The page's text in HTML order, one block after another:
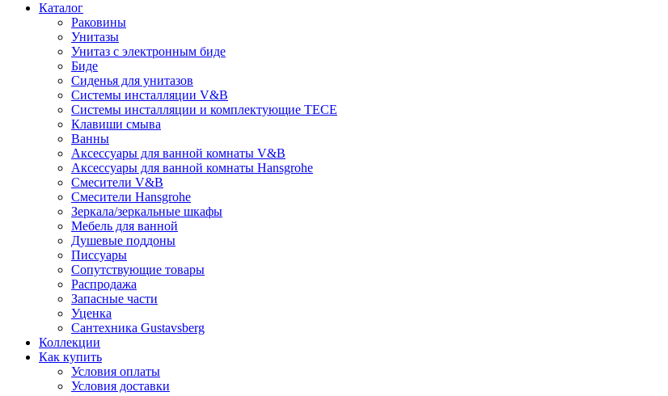
Каталог
Раковины
Унитазы
Унитаз с электронным биде
Биде
Сиденья для унитазов
Системы инсталляции V&B
Системы инсталляции и комплектующие TECE
Клавиши смыва
Ванны
Аксессуары для ванной комнаты V&B
Аксессуары для ванной комнаты Hansgrohe
Смесители V&B
Смесители Hansgrohe
Зеркала/зеркальные шкафы
Мебель для ванной
Душевые поддоны
Писсуары
Сопутствующие товары
Распродажа
Запасные части
Уценка
Сантехника Gustavsberg
Коллекции
Как купить
Условия оплаты
Условия доставки